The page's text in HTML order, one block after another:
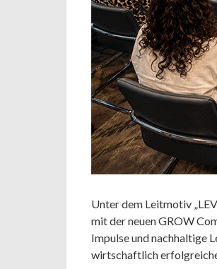
Unter dem Leitmotiv
mit der neuen GROW
Impulse und nachhaltige
wirtschaftlich